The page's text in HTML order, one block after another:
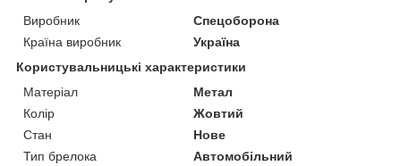
Виробник
Спецоборона
Країна виробник
Україна
Користувальницькі характеристики
Матеріал
Метал
Колір
Жовтий
Стан
Нове
Тип брелока
Автомобільний